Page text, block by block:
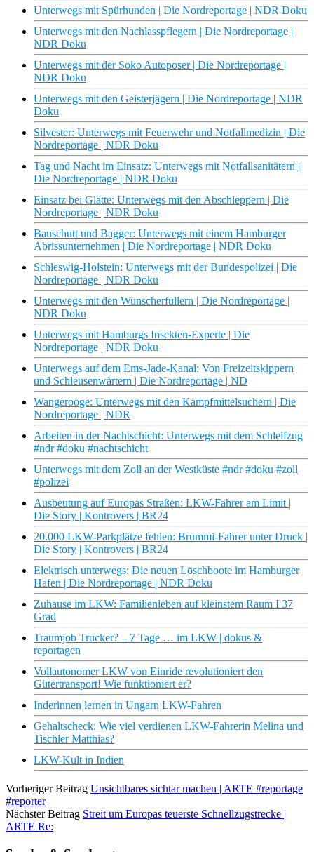
Unterwegs mit Spürhunden | Die Nordreportage | NDR Doku
Unterwegs mit den Nachlasspflegern | Die Nordreportage |
NDR Doku
Unterwegs mit der Soko Autoposer | Die Nordreportage |
NDR Doku
Unterwegs mit den Geisterjägern | Die Nordreportage | NDR
Doku
Silvester: Unterwegs mit Feuerwehr und Notfallmedizin | Die
Nordreportage | NDR Doku
Tag und Nacht im Einsatz: Unterwegs mit Notfallsanitätern |
Die Nordreportage | NDR Doku
Einsatz bei Glätte: Unterwegs mit den Abschleppern | Die
Nordreportage | NDR Doku
Bauschutt und Bagger: Unterwegs mit einem Hamburger
Abrissunternehmen | Die Nordreportage | NDR Doku
Schleswig-Holstein: Unterwegs mit der Bundespolizei | Die
Nordreportage | NDR Doku
Unterwegs mit den Wunscherfüllern | Die Nordreportage |
NDR Doku
Unterwegs mit Hamburgs Insekten-Experte | Die
Nordreportage | NDR Doku
Unterwegs auf dem Ems-Jade-Kanal: Von Freizeitskippern
und Schleusenwärtern | Die Nordreportage | ND
Wangerooge: Unterwegs mit den Kampfmittelsuchern | Die
Nordreportage | NDR
Arbeiten in der Nachtschicht: Unterwegs mit dem Schleifzug
#ndr #doku #nachtschicht
Unterwegs mit dem Zoll an der Westküste #ndr #doku #zoll
#polizei
Ausbeutung auf Europas Straßen: LKW-Fahrer am Limit |
Die Story | Kontrovers | BR24
20.000 LKW-Parkplätze fehlen: Brummi-Fahrer unter Druck |
Die Story | Kontrovers | BR24
Elektrisch unterwegs: Die neuen Löschboote im Hamburger
Hafen | Die Nordreportage | NDR Doku
Zuhause im LKW: Familienleben auf kleinstem Raum I 37
Grad
Traumjob Trucker? – 7 Tage … im LKW | dokus &
reportagen
Vollautonomer LKW von Einride revolutioniert den
Gütertransport! Wie funktioniert er?
Inderinnen lernen in Ungarn LKW-Fahren
Gehaltscheck: Wie viel verdienen LKW-Fahrerin Melina und
Tischler Matthias?
LKW-Kult in Indien
Vorheriger Beitrag Unsichtbares sichtar machen | ARTE #reportage
#reporter
Nächster Beitrag Streit um Europas teuerste Schnellzugstrecke |
ARTE Re: